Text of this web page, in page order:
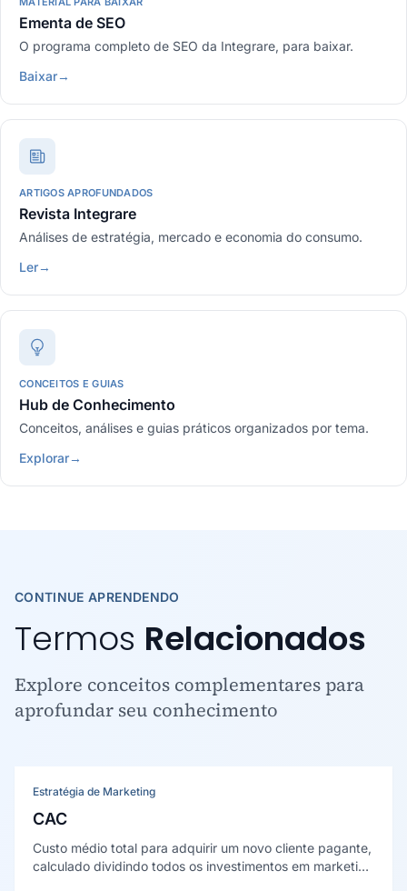
Ementa de SEO
O programa completo de SEO da Integrare, para baixar.
Baixar→
ARTIGOS APROFUNDADOS
Revista Integrare
Análises de estratégia, mercado e economia do consumo.
Ler→
CONCEITOS E GUIAS
Hub de Conhecimento
Conceitos, análises e guias práticos organizados por tema.
Explorar→
CONTINUE APRENDENDO
Termos Relacionados
Explore conceitos complementares para
aprofundar seu conhecimento
Estratégia de Marketing
CAC
Custo médio total para adquirir um novo cliente pagante,
calculado dividindo todos os investimentos em marketing